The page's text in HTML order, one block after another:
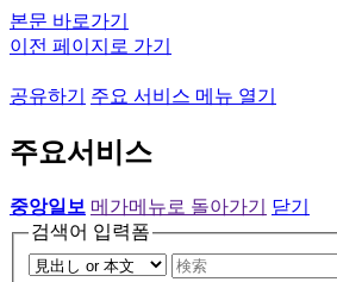
본문 바로가기
이전 페이지로 가기
공유하기 주요 서비스 메뉴 열기
주요서비스
중앙일보 메가메뉴로 돌아가기
닫기
검색어 입력폼